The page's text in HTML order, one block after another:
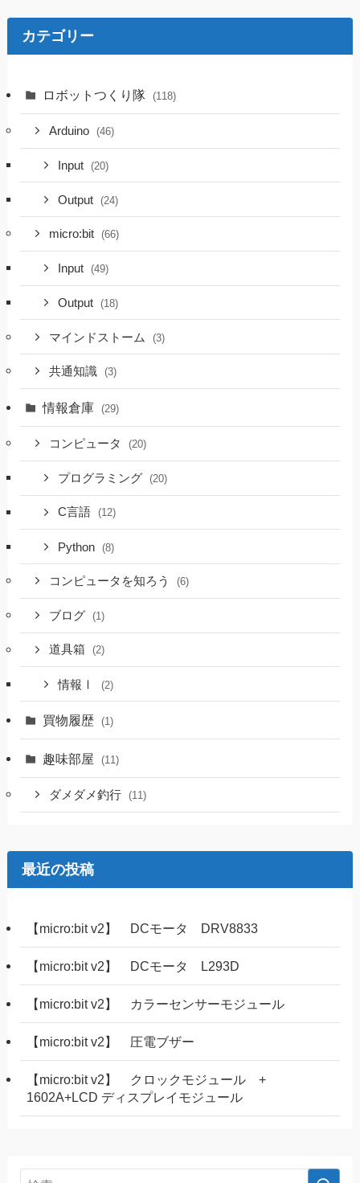
カテゴリー
ロボットつくり隊 (118)
Arduino (46)
Input (20)
Output (24)
micro:bit (66)
Input (49)
Output (18)
マインドストーム (3)
共通知識 (3)
情報倉庫 (29)
コンピュータ (20)
プログラミング (20)
C言語 (12)
Python (8)
コンピュータを知ろう (6)
ブログ (1)
道具箱 (2)
情報Ⅰ (2)
買物履歴 (1)
趣味部屋 (11)
ダメダメ釣行 (11)
最近の投稿
【micro:bit v2】 DCモータ DRV8833
【micro:bit v2】 DCモータ L293D
【micro:bit v2】 カラーセンサーモジュール
【micro:bit v2】 圧電ブザー
【micro:bit v2】 クロックモジュール +
1602A+LCD ディスプレイモジュール